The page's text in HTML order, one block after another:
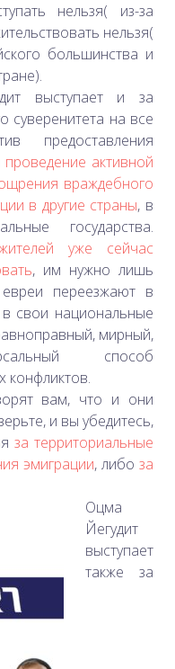
нельзя( из-за
нельзя(
большинства и
выступает и за
суверенитета на все
предоставления
проведение активной
враждебного
в другие страны, в
государства.
уже сейчас
, им нужно лишь
переезжают в
свои национальные
мирный,
способ
вам, что и они
и вы убедитесь,
за территориальные
эмиграции, либоза
Оцма
Йегудит
выступает
также за